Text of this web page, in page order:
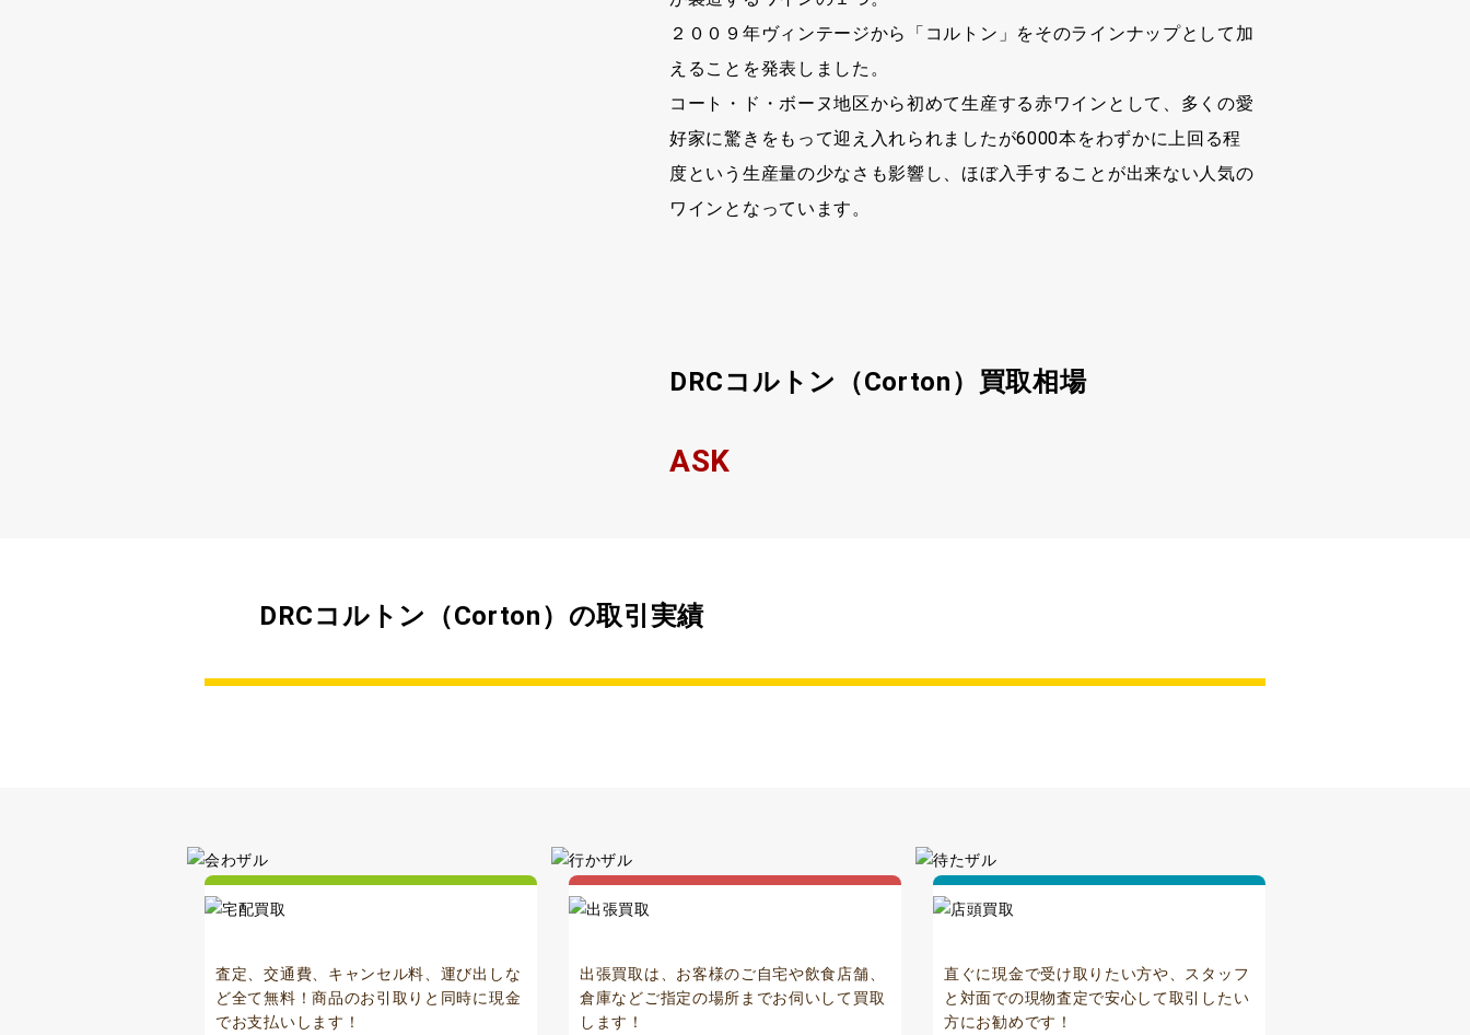
２００９年ヴィンテージから「コルトン」をそのラインナップとして加
えることを発表しました。
コート・ド・ボーヌ地区から初めて生産する赤ワインとして、多くの愛
好家に驚きをもって迎え入れられましたが6000本をわずかに上回る程
度という生産量の少なさも影響し、ほぼ入手することが出来ない人気の
ワインとなっています。
DRCコルトン（Corton）買取相場
ASK
DRCコルトン（Corton）の取引実績
査定、交通費、キャンセル料、運び出しな
ど全て無料！商品のお引取りと同時に現金
でお支払いします！
出張買取は、お客様のご自宅や飲食店舗、
倉庫などご指定の場所までお伺いして買取
します！
直ぐに現金で受け取りたい方や、スタッフ
と対面での現物査定で安心して取引したい
方にお勧めです！